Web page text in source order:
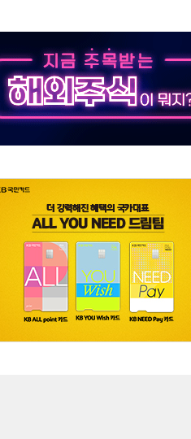
력 대응'